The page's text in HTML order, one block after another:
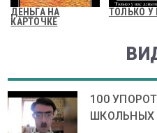
ДЕНЬГА НА
КАРТОЧКЕ
ТОЛЬКО У
100
ШКОЛЬНЫХ